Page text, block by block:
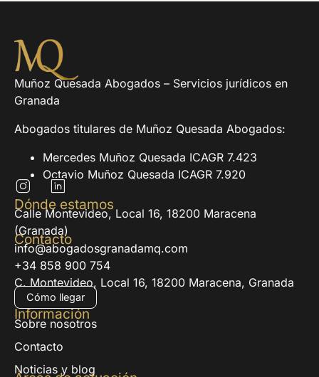
Muñoz Quesada Abogados – Servicios jurídicos en
Granada
Abogados titulares de Muñoz Quesada Abogados:
Mercedes Muñoz Quesada ICAGR 7.423
Octavio Muñoz Quesada ICAGR 7.920
Dónde estamos
Calle Montevideo, Local 16, 18200 Maracena
(Granada)
Contacto
info@abogadosgranadamq.com
+34 858 900 754
C. Montevideo, Local 16, 18200 Maracena, Granada
Cómo llegar
Información
Sobre nosotros
Contacto
Noticias y blog